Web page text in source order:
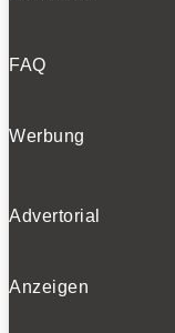
FAQ
Werbung
Advertorial
Anzeigen